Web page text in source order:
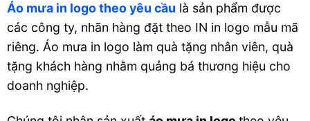
Áo mưa in logo theo yêu cầu là sản phẩm được
các công ty, nhãn hàng đặt theo IN in logo mẫu mã
riêng. Áo mưa in logo làm quà tặng nhân viên, quà
tặng khách hàng nhằm quảng bá thương hiệu cho
doanh nghiệp.